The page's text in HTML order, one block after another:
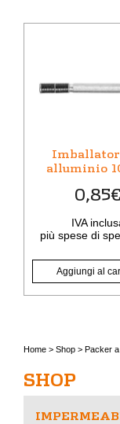
alluminio
0,85€
IVA
più spese di
Aggiungi al
Home > Shop > Packer
SHOP